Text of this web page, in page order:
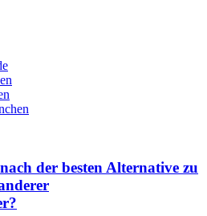
der besten Alternative zu